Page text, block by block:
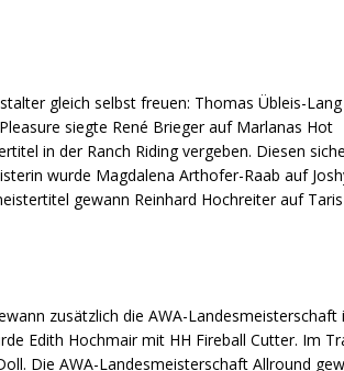
gleich selbst freuen: Thomas Übleis-
siegte René Brieger auf Marlanas Hot
in der Ranch Riding vergeben. Diesen
wurde Magdalena Arthofer-Raab auf
gewann Reinhard Hochreiter auf
zusätzlich die AWA-Landesmeisterschaft
Edith Hochmair mit HH Fireball Cutter. Im
Die AWA-Landesmeisterschaft Allround